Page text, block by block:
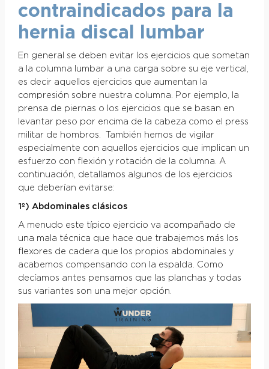
contraindicados para la
hernia discal lumbar
En general se deben evitar los ejercicios que sometan
a la columna lumbar a una carga sobre su eje vertical,
es decir aquellos ejercicios que aumentan la
compresión sobre nuestra columna. Por ejemplo, la
prensa de piernas o los ejercicios que se basan en
levantar peso por encima de la cabeza como el press
militar de hombros. También hemos de vigilar
especialmente con aquellos ejercicios que implican un
esfuerzo con flexión y rotación de la columna. A
continuación, detallamos algunos de los ejercicios
que deberían evitarse:
1º) Abdominales clásicos
A menudo este típico ejercicio va acompañado de
una mala técnica que hace que trabajemos más los
flexores de cadera que los propios abdominales y
acabemos compensando con la espalda. Como
decíamos antes pensamos que las planchas y todas
sus variantes son una mejor opción.